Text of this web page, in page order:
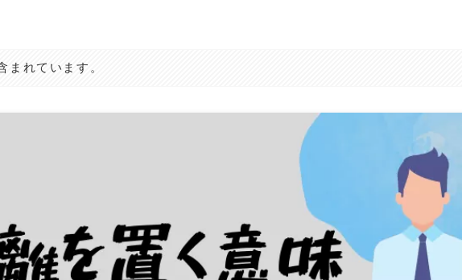
まれています。